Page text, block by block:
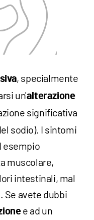
, specialmente
un'alterazione
significativa
sodio). I sintomi
esempio
muscolare,
intestinali, mal
Se avete dubbi
e ad un